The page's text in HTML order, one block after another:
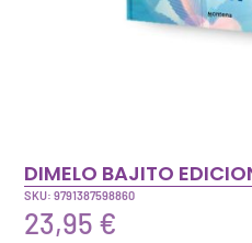
DIMELO BAJITO
SKU: 9791387598860
23,95 €